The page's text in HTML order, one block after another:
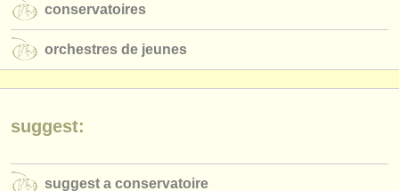
musicalchairs:
a propos de musicalchairs
contactez nous
rss feeds
actualités musique classique
conservatoires
orchestres de jeunes
suggest:
suggest a conservatoire